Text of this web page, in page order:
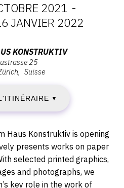
CGV
NOUS
DATES
:
JEUDI
28
OCTOBRE
2021
-
DIMANCHE
2021 -
JANVIER 2022
KONSTRUKTIV
25
Suisse
▼
Haus Konstruktiv is opening
presents works on paper
selected printed graphics,
and photographs, we
key role in the work of